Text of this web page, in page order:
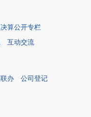
算公开专栏
互动交流
办
公司登记